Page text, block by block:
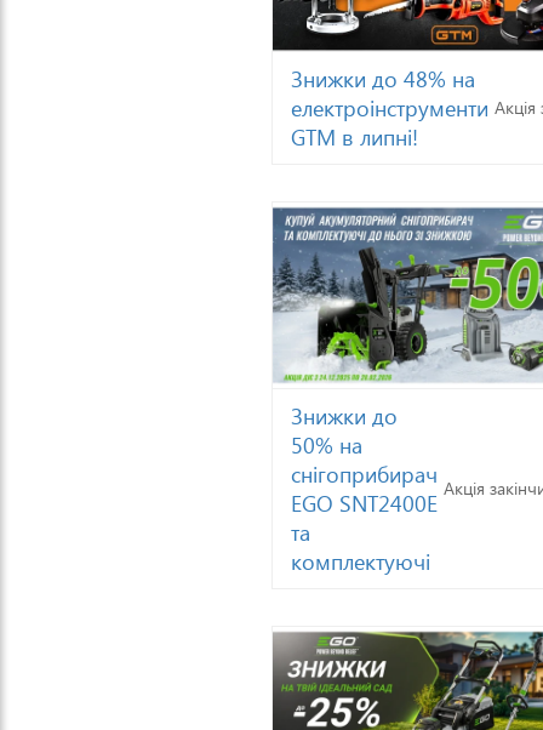
Знижки до 48% на
електроінструменти
GTM в липні!
Акція
Знижки до
50% на
снігоприбирач
EGO SNT2400E
та
комплектуючі
Акція